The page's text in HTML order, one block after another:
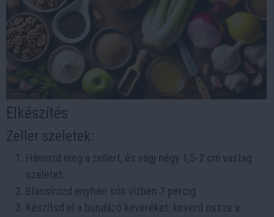
Elkészítés
Zeller szeletek:
Hámozd meg a zellert, és vágj négy 1,5-2 cm vastag
szeletet.
Blansírozd enyhén sós vízben 7 percig.
Készítsd el a bundázó keveréket: keverd össze a